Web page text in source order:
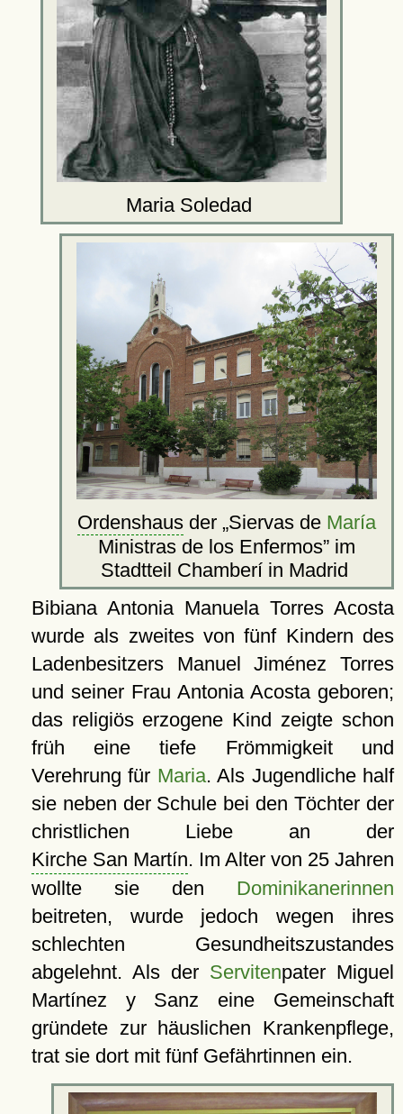
Maria Soledad
Ordenshaus der Siervas de María
Ministras de los Enfermos im
Stadtteil Chamberí in Madrid
Bibiana Antonia ManuelaTorres Acosta
wurde als zweites von fünf Kindern des
Ladenbesitzers Manuel Jiménez Torres
und seiner Frau Antonia Acosta geboren;
das religiös erzogene Kind zeigte schon
früh eine tiefe Frömmigkeit und
Verehrung für Maria. Als Jugendliche half
sie neben der Schule bei den Töchter der
christlichen Liebe an der
Kirche San Martín. Im Alter von 25 Jahren
wollte sie den Dominikanerinnen
beitreten, wurde jedoch wegen ihres
schlechten Gesundheitszustandes
abgelehnt. Als der Servitenpater Miguel
Martínez y Sanz eine Gemeinschaft
gründete zur häuslichen Krankenpflege,
trat sie dort mit fünf Gefährtinnen ein.